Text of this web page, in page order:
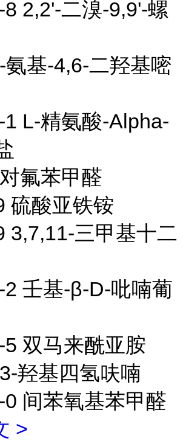
2,2'-二溴-9,9'-螺
基-4,6-二羟基嘧
L-精氨酸-Alpha-
氟苯甲醛
硫酸亚铁铵
3,7,11-三甲基十二
壬基-β-D-吡喃葡
双马来酰亚胺
羟基四氢呋喃
间苯氧基苯甲醛
>